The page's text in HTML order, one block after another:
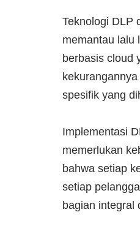
Teknologi DLP
memantau lalu
berbasis cloud
spesifik yang
Implementasi
memerlukan
bahwa setiap
setiap
bagian integral